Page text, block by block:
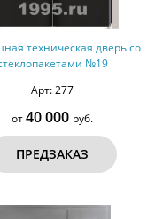
техническая дверь со
№19
Арт: 277
от40 000 руб.
ПРЕДЗАКАЗ